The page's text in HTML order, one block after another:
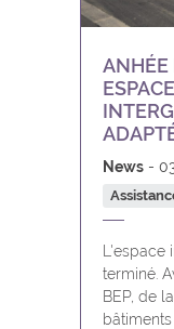
Onhaye
ANHÉE
ESPACE
News
L'espace
terminé.
BEP, de